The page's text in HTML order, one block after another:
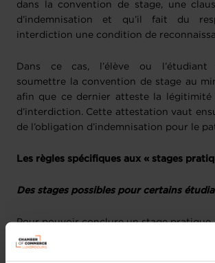
dans la convention de stage, une
d’indemnisation et qu’il fait du
interdiction une condition de
Dans ce cas, l’élève ou l’étudiant
soumettre la convention de stage au
afin que ce dernier atteste la légitimité
d’interdiction. Cette attestation vaut
de l’obligation d’indemnisation pour le
Les règles spécifiques aux « stages
Des stages possibles pour certains
Pour pouvoir conclure un stage pratique,